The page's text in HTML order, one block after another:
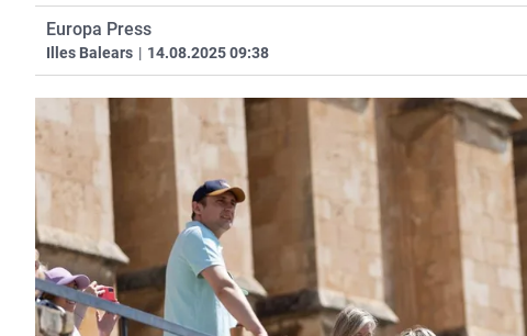
Europa Press
Illes Balears | 14.08.2025 09:38